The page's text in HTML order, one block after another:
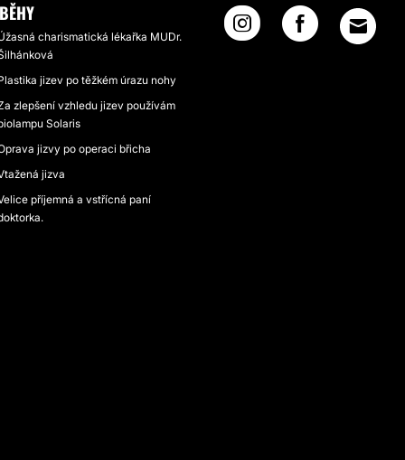
charismatická lékařka MUDr.
jizev po těžkém úrazu nohy
zlepšení vzhledu jizev používám
Solaris
jizvy po operaci břicha
jizva
příjemná a vstřícná paní